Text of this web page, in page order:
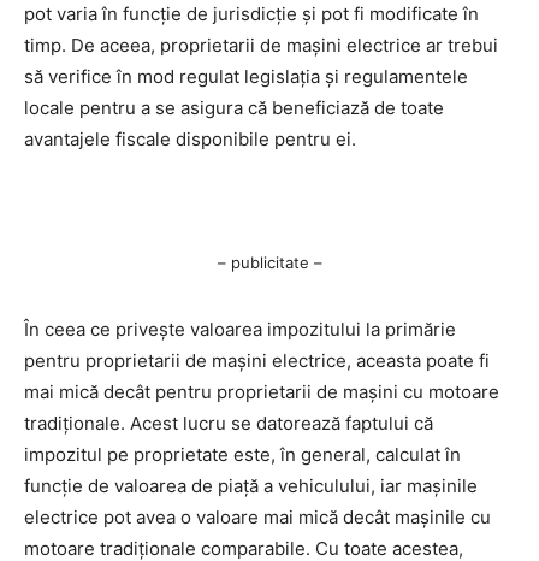
pot varia în funcție de jurisdicție și pot fi modificate în
timp. De aceea, proprietarii de mașini electrice ar trebui
să verifice în mod regulat legislația și regulamentele
locale pentru a se asigura că beneficiază de toate
avantajele fiscale disponibile pentru ei.
– publicitate –
În ceea ce privește valoarea impozitului la primărie
pentru proprietarii de mașini electrice, aceasta poate fi
mai mică decât pentru proprietarii de mașini cu motoare
tradiționale. Acest lucru se datorează faptului că
impozitul pe proprietate este, în general, calculat în
funcție de valoarea de piață a vehiculului, iar mașinile
electrice pot avea o valoare mai mică decât mașinile cu
motoare tradiționale comparabile. Cu toate acestea,